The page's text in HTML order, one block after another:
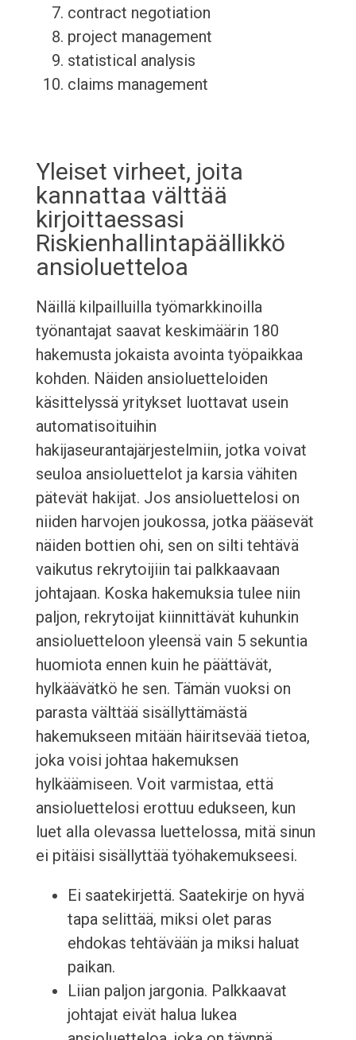
contract negotiation
project management
statistical analysis
claims management
Yleiset virheet, joita
kannattaa välttää
kirjoittaessasi
Riskienhallintapäällikkö
ansioluetteloa
Näillä kilpailluilla työmarkkinoilla
työnantajat saavat keskimäärin 180
hakemusta jokaista avointa työpaikkaa
kohden. Näiden ansioluetteloiden
käsittelyssä yritykset luottavat usein
automatisoituihin
hakijaseurantajärjestelmiin, jotka voivat
seuloa ansioluettelot ja karsia vähiten
pätevät hakijat. Jos ansioluettelosi on
niiden harvojen joukossa, jotka pääsevät
näiden bottien ohi, sen on silti tehtävä
vaikutus rekrytoijiin tai palkkaavaan
johtajaan. Koska hakemuksia tulee niin
paljon, rekrytoijat kiinnittävät kuhunkin
ansioluetteloon yleensä vain 5 sekuntia
huomiota ennen kuin he päättävät,
hylkäävätkö he sen. Tämän vuoksi on
parasta välttää sisällyttämästä
hakemukseen mitään häiritsevää tietoa,
joka voisi johtaa hakemuksen
hylkäämiseen. Voit varmistaa, että
ansioluettelosi erottuu edukseen, kun
luet alla olevassa luettelossa, mitä sinun
ei pitäisi sisällyttää työhakemukseesi.
Ei saatekirjettä. Saatekirje on hyvä
tapa selittää, miksi olet paras
ehdokas tehtävään ja miksi haluat
paikan.
Liian paljon jargonia. Palkkaavat
johtajat eivät halua lukea